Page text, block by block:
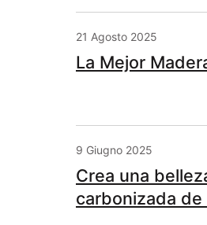
21 Agosto 2025
La Mejor
9 Giugno 2025
Crea una
carbonizada de